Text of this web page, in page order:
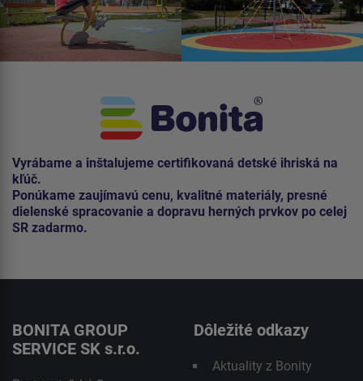
Vyrábame a inštalujeme certifikovaná detské ihriská na
kľúč.
Ponúkame zaujímavú cenu, kvalitné materiály, presné
dielenské spracovanie a dopravu herných prvkov po celej
SR zadarmo.
BONITA GROUP
SERVICE SK s.r.o.
Dôležité odkazy
Aktuality z Bonity